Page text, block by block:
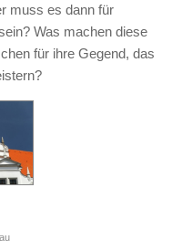
muss es dann für
Was machen diese
für ihre Gegend, das